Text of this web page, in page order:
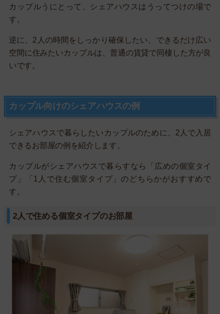
カップルうにとって、シェアハウスはうってつけの場で
す。
逆に、2人の時間をしっかり確保したい、できるだけ広い
空間に住みたいカップルは、普通の賃貸で同棲した方が良
いです。
カップル向けのシェアハウスの例
シェアハウスで暮らしたいカップルのために、2人で入居
できるお部屋の例を紹介します。
カップルがシェアハウスで暮らすなら「広めの個室タイ
プ」「1人で住む個室タイプ」のどちらかがおすすめで
す。
2人で住める個室タイプのお部屋